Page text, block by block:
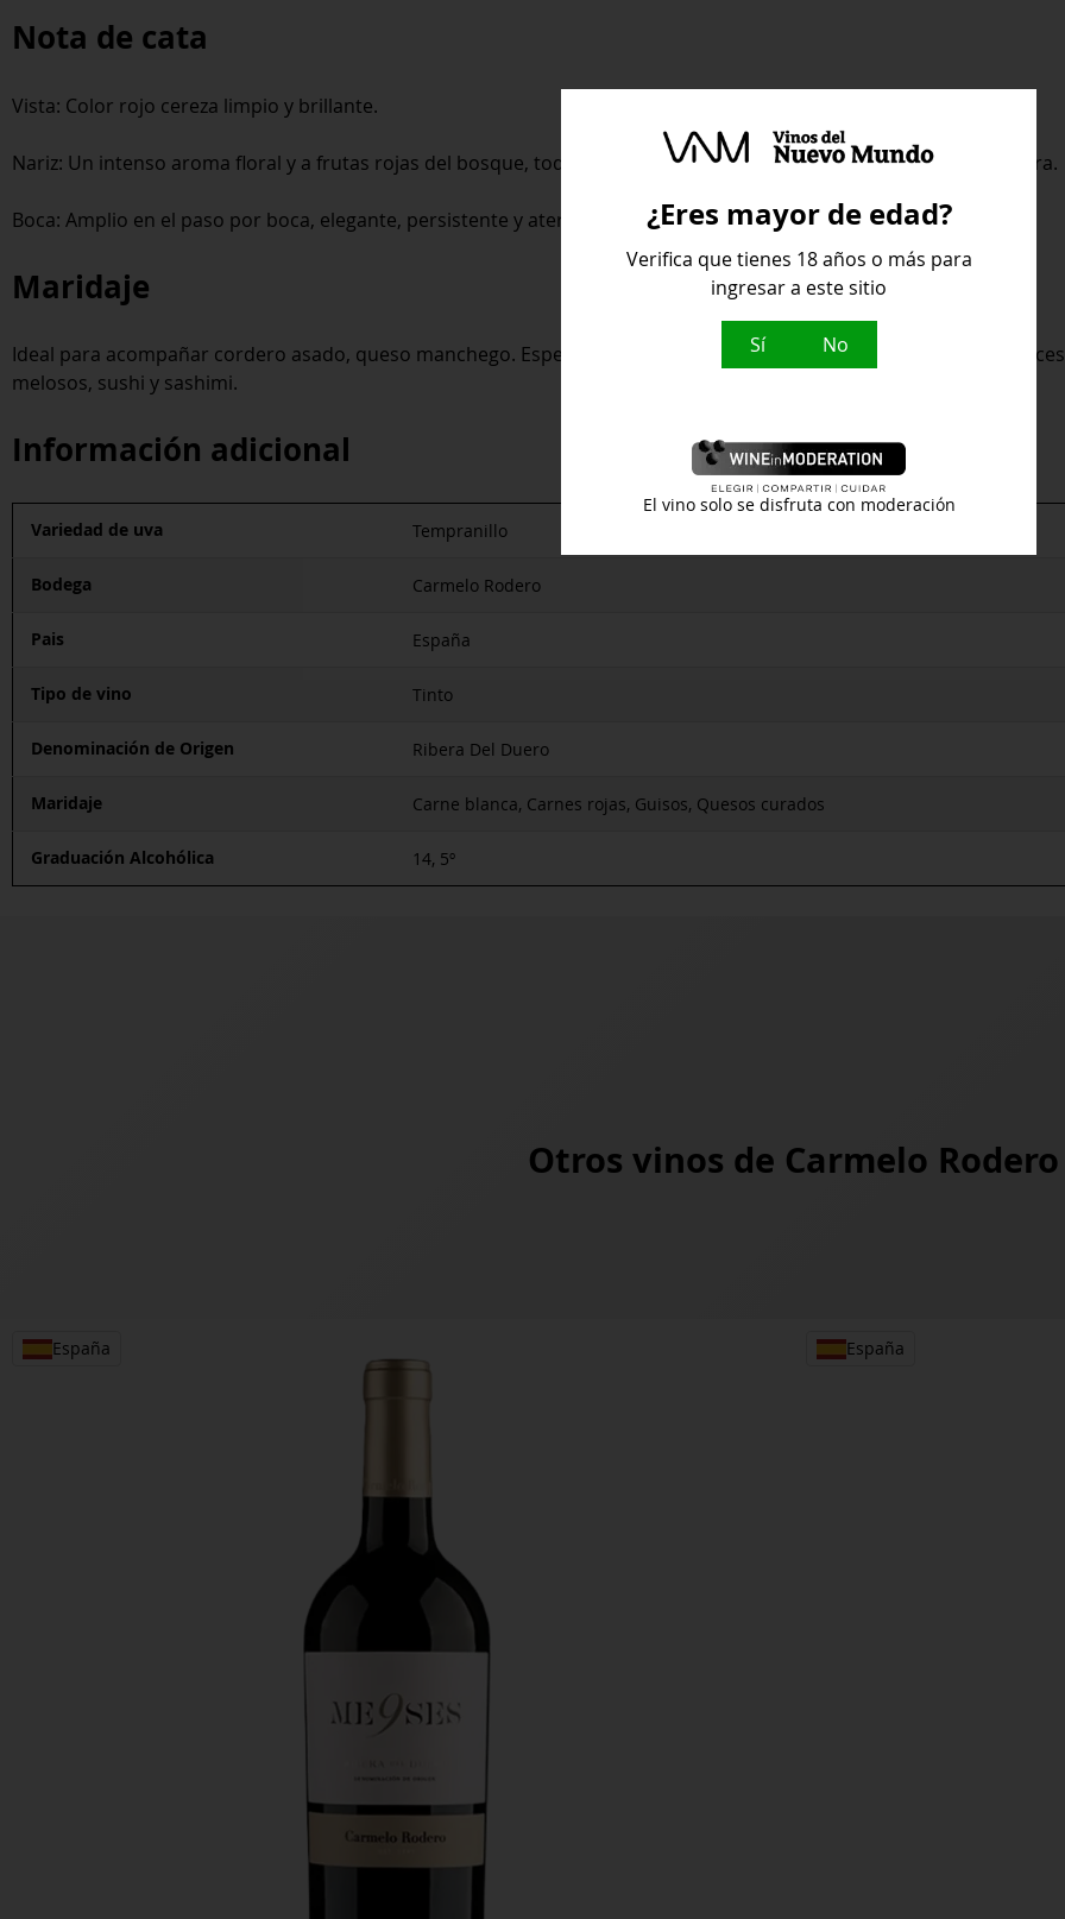
Nota de cata
Vista: Color rojo cereza limpio y brillante.
Nariz: Un intenso aroma floral y a frutas rojas del bosque, toques lácticos y vainillas, propios de su paso por madera.
Boca: Amplio en el paso por boca, elegante, persistente y aterciopelado.
Maridaje
Ideal para acompañar cordero asado, queso manchego. Especialmente recomendado con quesos artesanos, arroces
melosos, sushi y sashimi.
Información adicional
Variedad de uva Tempranillo
Bodega Carmelo Rodero
Pais España
Tipo de vino Tinto
Denominación de Origen Ribera Del Duero
Maridaje Carne blanca, Carnes rojas, Guisos, Quesos curados
Graduación Alcohólica 14, 5º
Otros vinos de Carmelo Rodero
España España
¿Eres mayor de edad?
Verifica que tienes 18 años o más para
ingresar a este sitio
Sí No
El vino solo se disfruta con moderación